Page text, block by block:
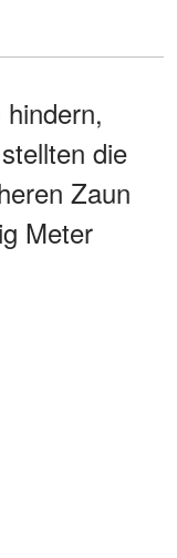
die
Zaun
Meter